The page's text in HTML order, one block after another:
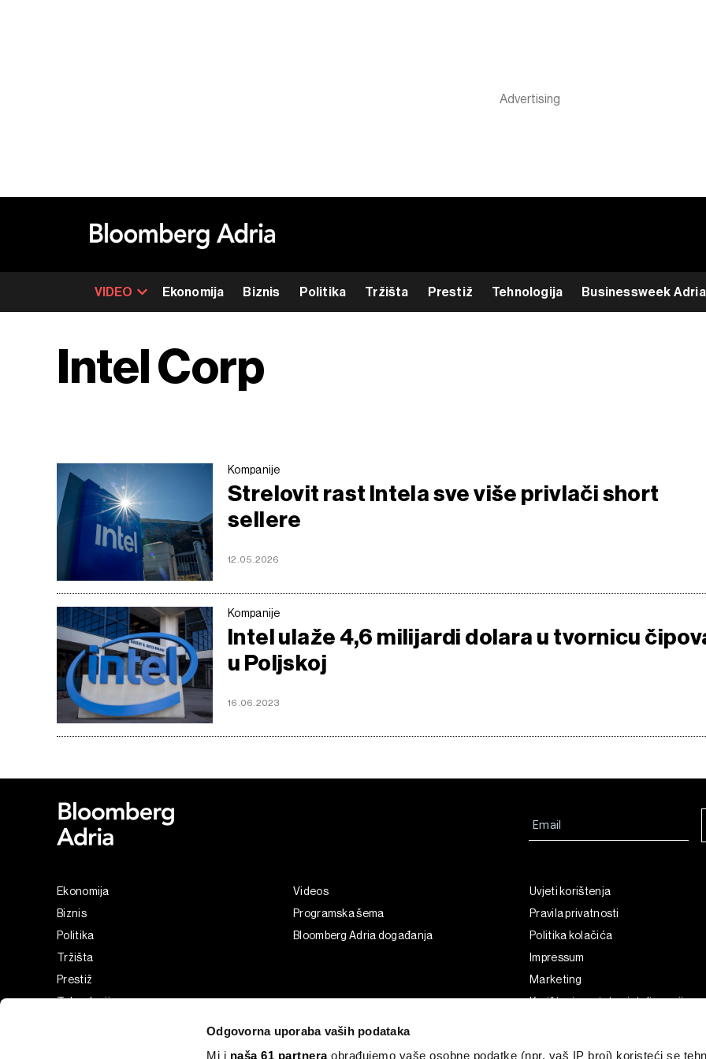
Odgovorna uporaba vaših podataka
Mi i naša 61 partneraobrađujemo vaše osobne podatke (npr. vaš IP broj) koristeći se
VIDEO Ekonomija Biznis Politika Tržišta Prestiž Tehnologija Businessweek Adria
Intel Corp
Kompanije
Strelovit rast Intela sve više privlači short
sellere
12.05.2026
Kompanije
Intel ulaže 4,6 milijardi dolara u tvornicu
u Poljskoj
16.06.2023
Ekonomija
Biznis
Politika
Tržišta
Prestiž
Tehnologija
Videos
Programska šema
Bloomberg Adria događanja
Uvjeti korištenja
Pravila privatnosti
Politika kolačića
Impressum
Marketing
Korištenje umjetne inteligencije